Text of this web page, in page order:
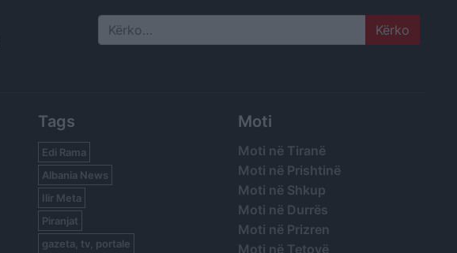
Search
Tags
Edi Rama
Albania News
Ilir Meta
Piranjat
gazeta, tv, portale
Moti
Moti në Tiranë
Moti në Prishtinë
Moti në Shkup
Moti në Durrës
Moti në Prizren
Moti në Tetovë